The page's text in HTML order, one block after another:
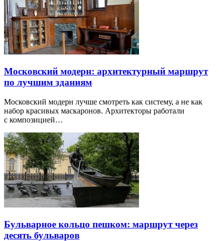
Московский модерн: архитектурный маршрут
по лучшим зданиям
Московский модерн лучше смотреть как систему, а не как
набор красивых маскаронов. Архитекторы работали
с композицией…
Бульварное кольцо пешком: маршрут через
десять бульваров